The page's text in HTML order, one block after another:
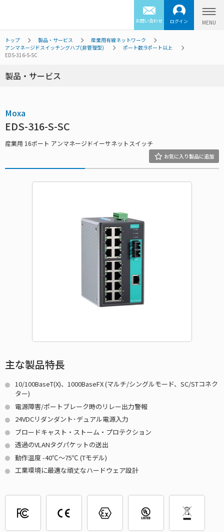
お問い合わせ ログイン
トップ 製品・サービス
産業用有線ネットワーク
アンマネージドスイッチングハブ(非管理型)
ポート数:9ポート以上
EDS-316-S-SC
製品・サービス
Moxa
EDS-316-S-SC
産業用 16ポート アンマネージドイーサネットスイッチ
主な製品特長
10/100BaseT(X)、1000BaseFX (マルチ/シングルモード、SC/STコネク
ター)
電源障害/ポートブレーク時のリレー出力警報
24VDCリダンダント･デュアル電源入力
ブロードキャスト・ストーム・プロテクション
透過のVLANタグパケットの送出
動作温度 -40℃～75℃ (Tモデル)
工業環境に最適な頑丈なハードウェア設計